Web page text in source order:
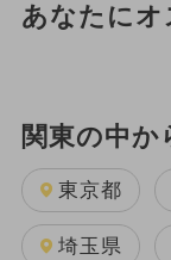
あなたにオ
関東の中か
東京都
埼玉県